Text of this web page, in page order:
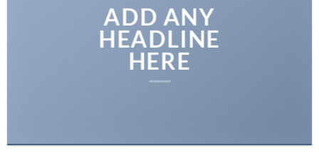
ADD ANY
HEADLINE
HERE